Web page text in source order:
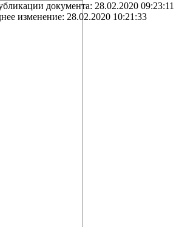
документа: 28.02.2020 09:23:11
изменение: 28.02.2020 10:21:33